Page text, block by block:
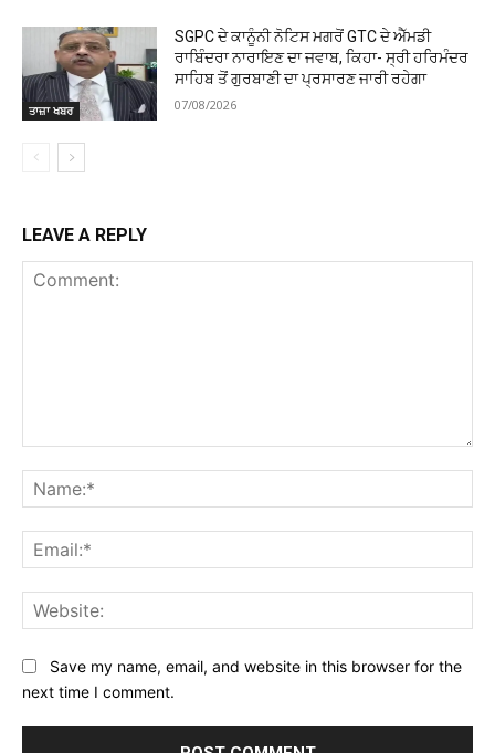
ਤਾਜ਼ਾ ਖਬਰ
SGPC ਦੇ ਕਾਨੂੰਨੀ ਨੋਟਿਸ ਮਗਰੋਂ GTC ਦੇ ਐੱਮਡੀ
ਰਾਬਿੰਦਰਾ ਨਾਰਾਇਣ ਦਾ ਜਵਾਬ, ਕਿਹਾ- ਸ੍ਰੀ ਹਰਿਮੰਦਰ
ਸਾਹਿਬ ਤੋਂ ਗੁਰਬਾਣੀ ਦਾ ਪ੍ਰਸਾਰਣ ਜਾਰੀ ਰਹੇਗਾ
07/08/2026
LEAVE A REPLY
Save my name, email, and website in this browser for the
next time I comment.